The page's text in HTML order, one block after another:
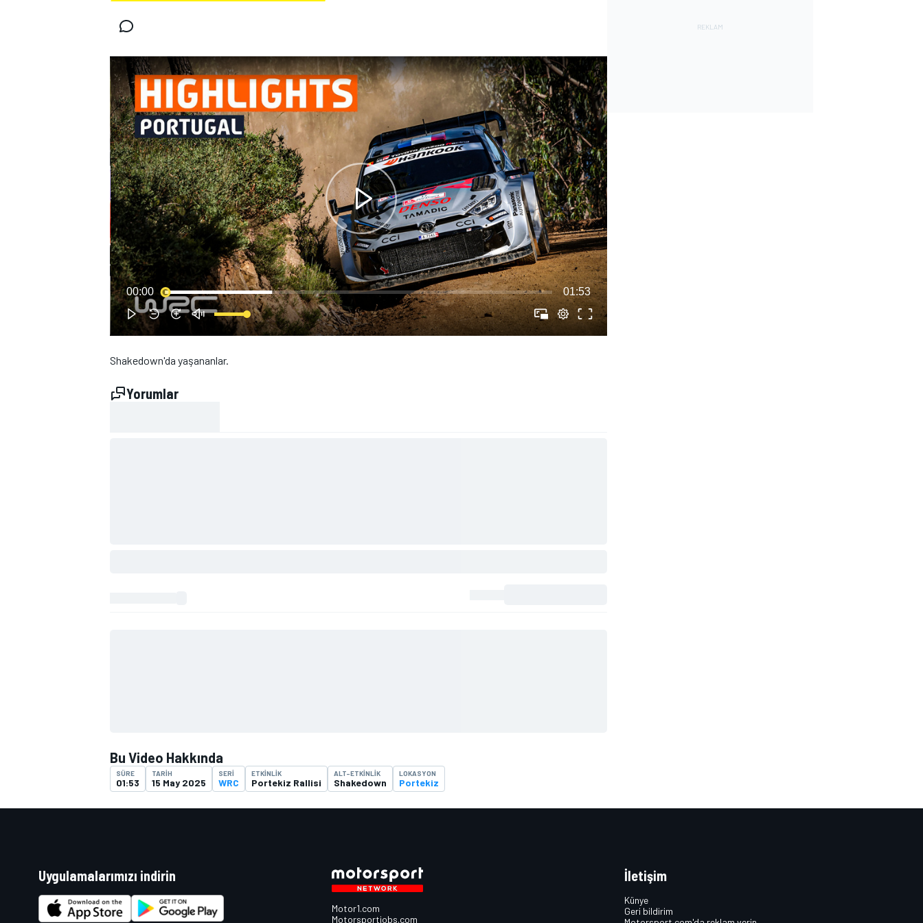
MOTOGP
WORLD SUPERBIKE
00:00 01:53
Shakedown'da yaşananlar.
Yorumlar
Bu Video Hakkında
SÜRE
01:53
TARIH
15 May 2025
SERI
WRC
ETKINLIK
Portekiz Rallisi
ALT-ETKINLIK
Shakedown
LOKASYON
Portekiz
Uygulamalarımızı indirin
Motor1.com
Motorsportjobs.com
İletişim
Künye
Geri bildirim